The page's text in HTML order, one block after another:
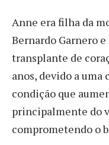
Anne era filha da
Bernardo Garnero
transplante de
anos, devido a
condição que
principalmente do
comprometendo o